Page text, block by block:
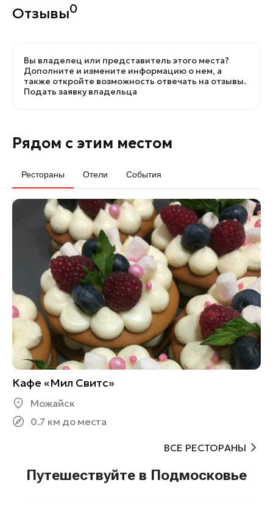
Отзывы0
Вы владелец или представитель этого места?
Дополните и измените информацию о нем, а
также откройте возможность отвечать на отзывы.
Подать заявку владельца
Рядом с этим местом
Рестораны Отели События
Кафе «Мил Свитс»
Можайск
0.7 км до места
ВСЕ РЕСТОРАНЫ
Путешествуйте в Подмосковье